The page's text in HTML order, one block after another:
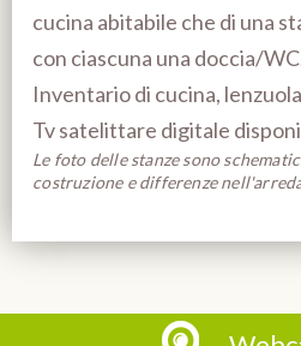
cucina abitabile che di una
con ciascuna una doccia/
Inventario di cucina,
Tv satelittare digitale
Le foto delle stanze sono
costruzione e differenze